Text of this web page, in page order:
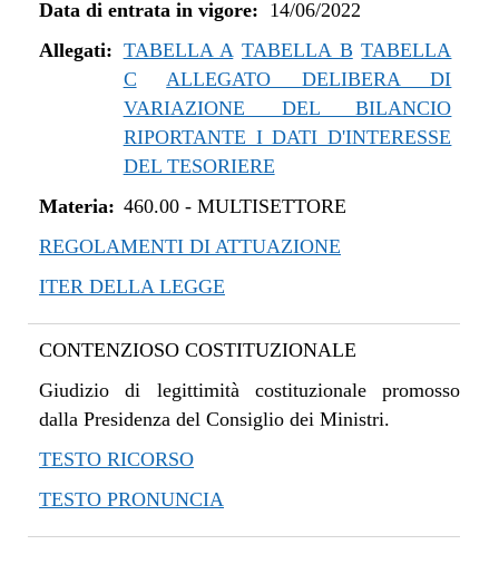
Data di entrata in vigore: 14/06/2022
Allegati: TABELLA A TABELLA B TABELLA
C
ALLEGATO DELIBERA DI
VARIAZIONE DEL BILANCIO
RIPORTANTE I DATI D'INTERESSE
DEL TESORIERE
Materia: 460.00- MULTISETTORE
REGOLAMENTI DI ATTUAZIONE
ITER DELLA LEGGE
CONTENZIOSO COSTITUZIONALE
Giudizio di legittimità costituzionale promosso
dalla Presidenza del Consiglio dei Ministri.
TESTO RICORSO
TESTO PRONUNCIA